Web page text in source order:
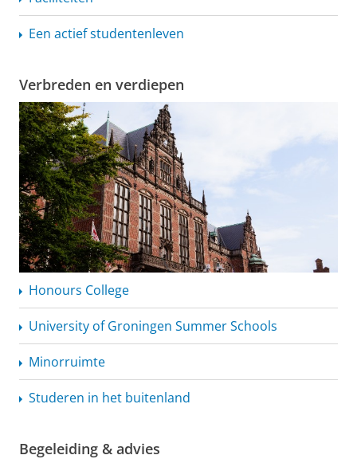
Een actief studentenleven
Verbreden en verdiepen
Honours College
University of Groningen Summer Schools
Minorruimte
Studeren in het buitenland
Begeleiding & advies